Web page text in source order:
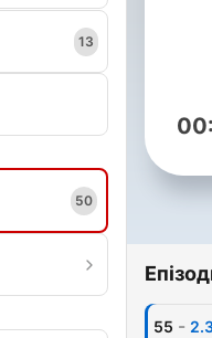
13
50
55 -